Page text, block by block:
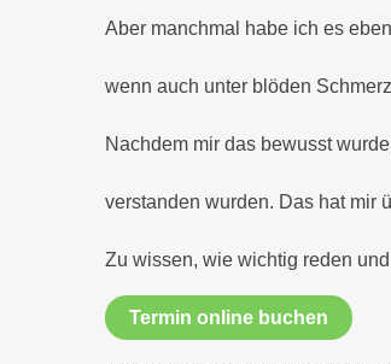
Aber manchmal habe ich es
wenn auch unter blöden
Nachdem mir das bewusst
verstanden wurden. Das hat mir
Zu wissen, wie wichtig reden
Termin online buchen